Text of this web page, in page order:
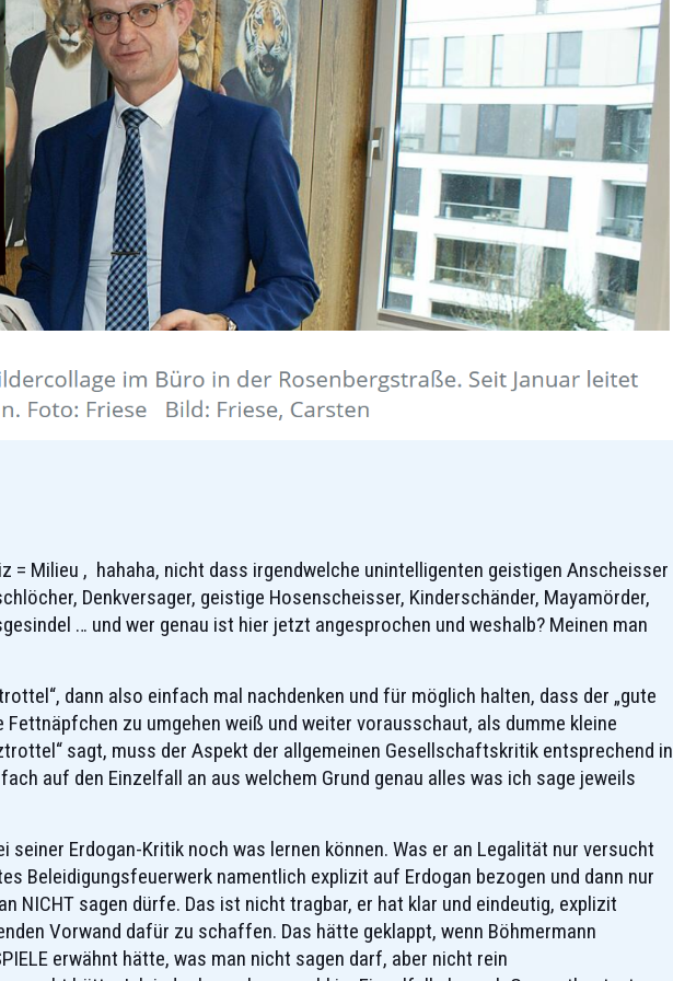
Milieu , hahaha, nicht dass irgendwelche unintelligenten geistigen Anscheisser
Denkversager, geistige Hosenscheisser, Kinderschänder, Mayamörder,
… und wer genau ist hier jetzt angesprochen und weshalb? Meinen man
dann also einfach mal nachdenken und für möglich halten, dass der „gute
zu umgehen weiß und weiter vorausschaut, als dumme kleine
sagt, muss der Aspekt der allgemeinen Gesellschaftskritik entsprechend in
auf den Einzelfall an aus welchem Grund genau alles was ich sage jeweils
Erdogan-Kritik noch was lernen können. Was er an Legalität nur versucht
Beleidigungsfeuerwerk namentlich explizit auf Erdogan bezogen und dann nur
NICHT sagen dürfe. Das ist nicht tragbar, er hat klar und eindeutig, explizit
Vorwand dafür zu schaffen. Das hätte geklappt, wenn Böhmermann
erwähnt hätte, was man nicht sagen darf, aber nicht rein